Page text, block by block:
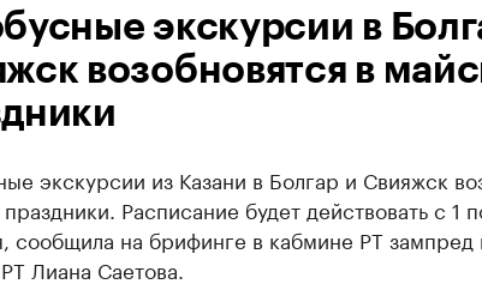
экскурсии в
возобновятся в
экскурсии из Казани в Болгар и Свияжск
Расписание будет действовать с 1
сообщила на брифинге в кабмине РТ зампред
Лиана Саетова.